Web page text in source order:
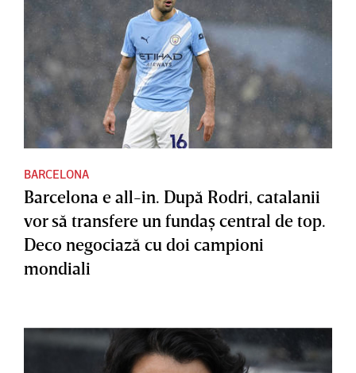
BARCELONA
Barcelona e all-in. După Rodri, catalanii
vor să transfere un fundaş central de top.
Deco negociază cu doi campioni
mondiali